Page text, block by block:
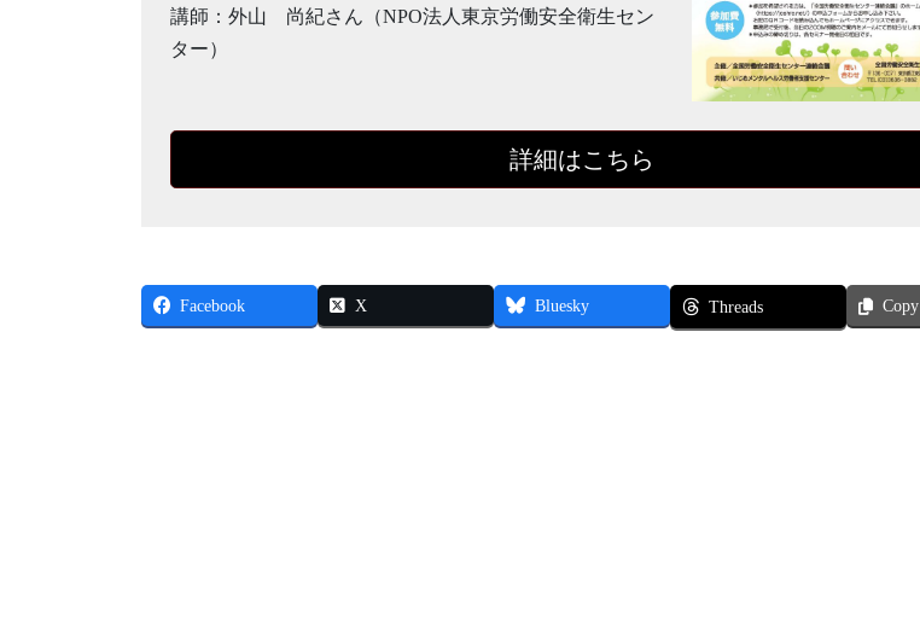
講師：外山 尚紀さん（NPO法人東京労働安全衛生セン
ター）
詳細はこちら
Facebook X Bluesky Threads Copy